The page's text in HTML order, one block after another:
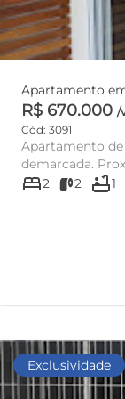
Apartamento
R$ 670.000 /
Cód: 3091
Apartamento de
demarcada.
transporte
bed2 2 bathtub1
Exclusividade